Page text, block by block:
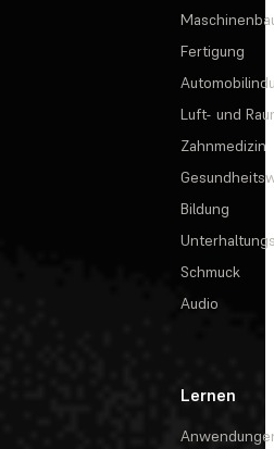
Fertigung
Luft- und
Zahnmedizin
Bildung
Schmuck
Audio
Lernen